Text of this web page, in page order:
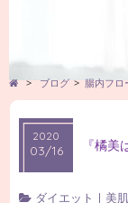
> ブログ > 腸内フロ
2020
03/16 『橘
ダイエット | 美肌